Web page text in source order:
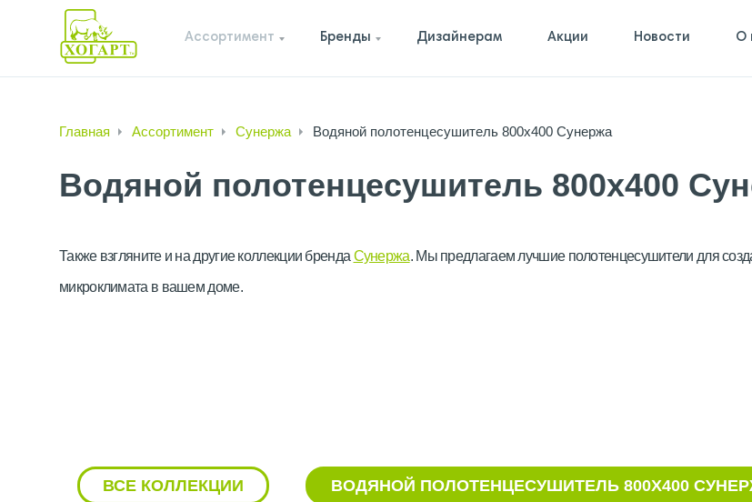
Ассортимент Бренды Дизайнерам Акции Новости О
Главная Ассортимент Сунержа Водяной полотенцесушитель 800х400 Сунержа
Водяной полотенцесушитель 800х400
Также взгляните и на другие коллекции бренда Сунержа. Мы предлагаем лучшие полотенцесушители для
микроклимата в вашем доме.
ВСЕ КОЛЛЕКЦИИ ВОДЯНОЙ ПОЛОТЕНЦЕСУШИТЕЛЬ 800Х400